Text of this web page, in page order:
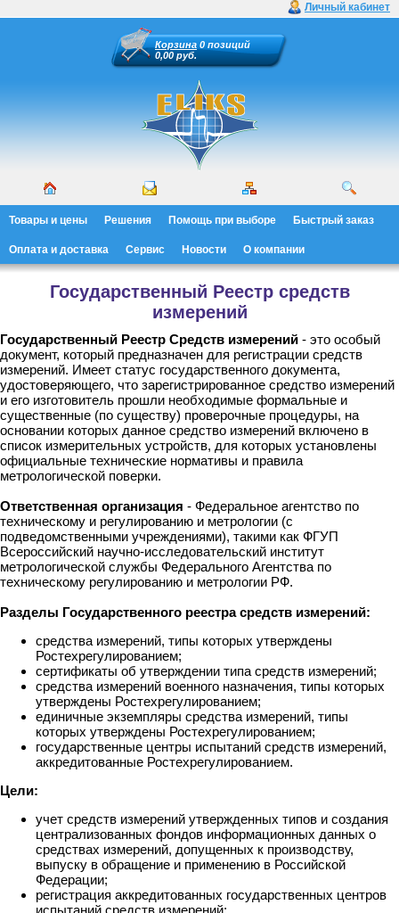
Личный кабинет
Корзина 0 позиций
0,00 руб.
Товары и цены Решения Помощь при выборе Быстрый заказ
Оплата и доставка Сервис Новости О компании
Государственный Реестр средств
измерений
Государственный Реестр Средств измерений - это особый
документ, который предназначен для регистрации средств
измерений. Имеет статус государственного документа,
удостоверяющего, что зарегистрированное средство измерений
и его изготовитель прошли необходимые формальные и
существенные (по существу) проверочные процедуры, на
основании которых данное средство измерений включено в
список измерительных устройств, для которых установлены
официальные технические нормативы и правила
метрологической поверки.
Ответственная организация - Федеральное агентство по
техническому и регулированию и метрологии (с
подведомственными учреждениями), такими как ФГУП
Всероссийский научно-исследовательский институт
метрологической службы Федерального Агентства по
техническому регулированию и метрологии РФ.
Разделы Государственного реестра средств измерений:
средства измерений, типы которых утверждены
Ростехрегулированием;
сертификаты об утверждении типа средств измерений;
средства измерений военного назначения, типы которых
утверждены Ростехрегулированием;
единичные экземпляры средства измерений, типы
которых утверждены Ростехрегулированием;
государственные центры испытаний средств измерений,
аккредитованные Ростехрегулированием.
Цели:
учет средств измерений утвержденных типов и создания
централизованных фондов информационных данных о
средствах измерений, допущенных к производству,
выпуску в обращение и применению в Российской
Федерации;
регистрация аккредитованных государственных центров
испытаний средств измерений;